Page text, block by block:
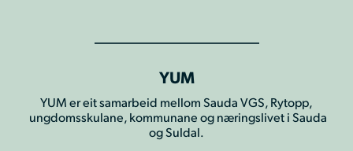
YUM
YUM er eit samarbeid mellom Sauda VGS, Rytopp,
ungdomsskulane, kommunane og næringslivet i Sauda
og Suldal.